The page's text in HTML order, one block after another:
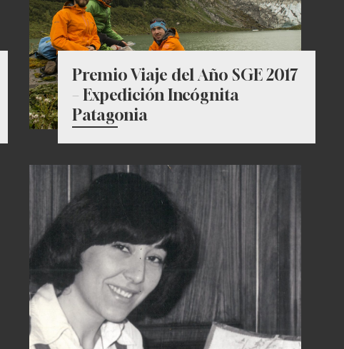
Premio Viaje del Año SGE 2017
– Expedición Incógnita
Patagonia